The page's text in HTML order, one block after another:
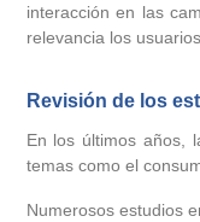
interacción en las
relevancia los
Revisión de los
En los últimos años,
temas como el
Numerosos estudios